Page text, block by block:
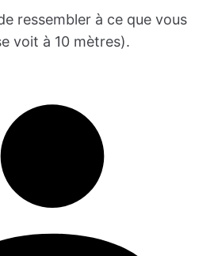
ressembler à ce que vous
voit à 10 mètres).